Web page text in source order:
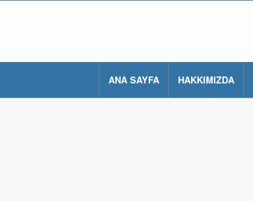
ANA SAYFA HAKKIMIZDA